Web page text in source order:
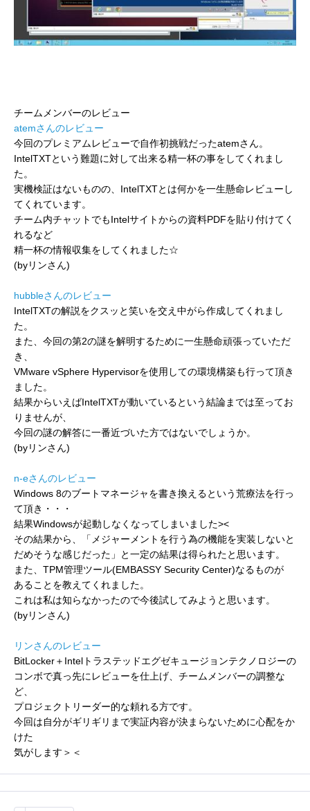
チームメンバーのレビュー
atemさんのレビュー
今回のプレミアムレビューで自作初挑戦だったatemさん。
IntelTXTという難題に対して出来る精一杯の事をしてくれまし
た。
実機検証はないものの、IntelTXTとは何かを一生懸命レビューし
てくれています。
チーム内チャットでもIntelサイトからの資料PDFを貼り付けてく
れるなど
精一杯の情報収集をしてくれました☆
(byリンさん)
hubbleさんのレビュー
IntelTXTの解説をクスッと笑いを交え中がら作成してくれまし
た。
また、今回の第2の謎を解明するために一生懸命頑張っていただ
き、
VMware vSphere Hypervisorを使用しての環境構築も行って頂き
ました。
結果からいえばIntelTXTが動いているという結論までは至ってお
りませんが、
今回の謎の解答に一番近づいた方ではないでしょうか。
(byリンさん)
n-eさんのレビュー
Windows 8のブートマネージャを書き換えるという荒療法を行っ
て頂き・・・
結果Windowsが起動しなくなってしまいました><
その結果から、「メジャーメントを行う為の機能を実装しないと
だめそうな感じだった」と一定の結果は得られたと思います。
また、TPM管理ツール(EMBASSY Security Center)なるものが
あることを教えてくれました。
これは私は知らなかったので今後試してみようと思います。
(byリンさん)
リンさんのレビュー
BitLocker＋Intelトラステッドエグゼキュージョンテクノロジーの
コンボで真っ先にレビューを仕上げ、チームメンバーの調整な
ど、
プロジェクトリーダー的な頼れる方です。
今回は自分がギリギリまで実証内容が決まらないために心配をか
けた
気がします＞＜